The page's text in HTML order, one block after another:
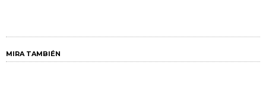
MIRA TAMBIÉN